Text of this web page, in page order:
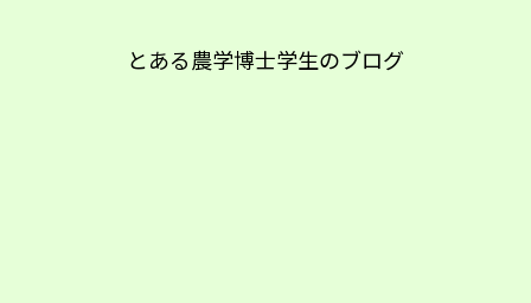
とある農学博士学生のブログ